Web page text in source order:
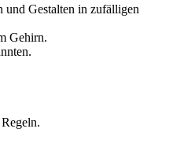
und Gestalten in zufälligen
Gehirn.